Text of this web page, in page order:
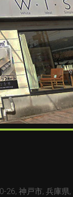
26, 神戸市, 兵庫県,